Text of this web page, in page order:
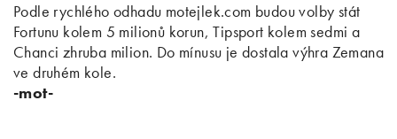
Podle rychlého odhadu motejlek.com budou volby stát
Fortunu kolem 5 milionů korun, Tipsport kolem sedmi a
Chanci zhruba milion. Do mínusu je dostala výhra Zemana
ve druhém kole.
-mot-